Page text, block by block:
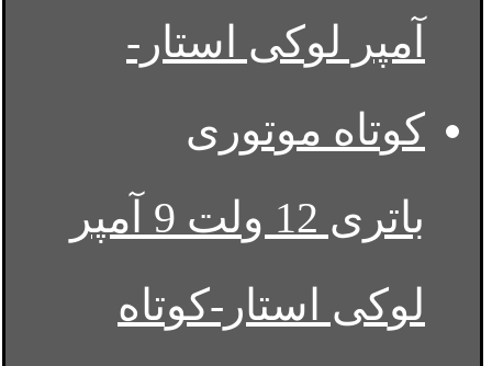
باتری 12 ولت 9 آمپر
لوکی استار-کوتاه